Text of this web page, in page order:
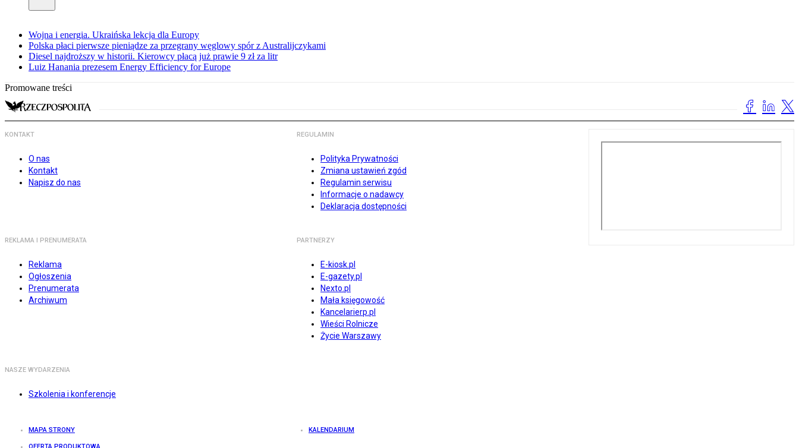
Wojna i energia. Ukraińska lekcja dla Europy
Polska płaci pierwsze pieniądze za przegrany węglowy spór z Australijczykami
Diesel najdroższy w historii. Kierowcy płacą już prawie 9 zł za litr
Luiz Hanania prezesem Energy Efficiency for Europe
Promowane treści
KONTAKT
O nas
Kontakt
Napisz do nas
REGULAMIN
Polityka Prywatności
Zmiana ustawień zgód
Regulamin serwisu
Informacje o nadawcy
Deklaracja dostępności
REKLAMA I PRENUMERATA
Reklama
Ogłoszenia
Prenumerata
Archiwum
PARTNERZY
E-kiosk.pl
E-gazety.pl
Nexto.pl
Mała księgowość
Kancelarierp.pl
Wieści Rolnicze
Życie Warszawy
NASZE WYDARZENIA
Szkolenia i konferencje
MAPA STRONY KALENDARIUM